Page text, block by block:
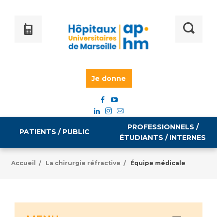
Je donne
PATIENTS / PUBLIC
Accès à votre dossier médical
PROFESSIONNELS /
ÉTUDIANTS / INTERNES
Emploi / formation
Accueil / La chirurgie réfractive / Équipe médicale